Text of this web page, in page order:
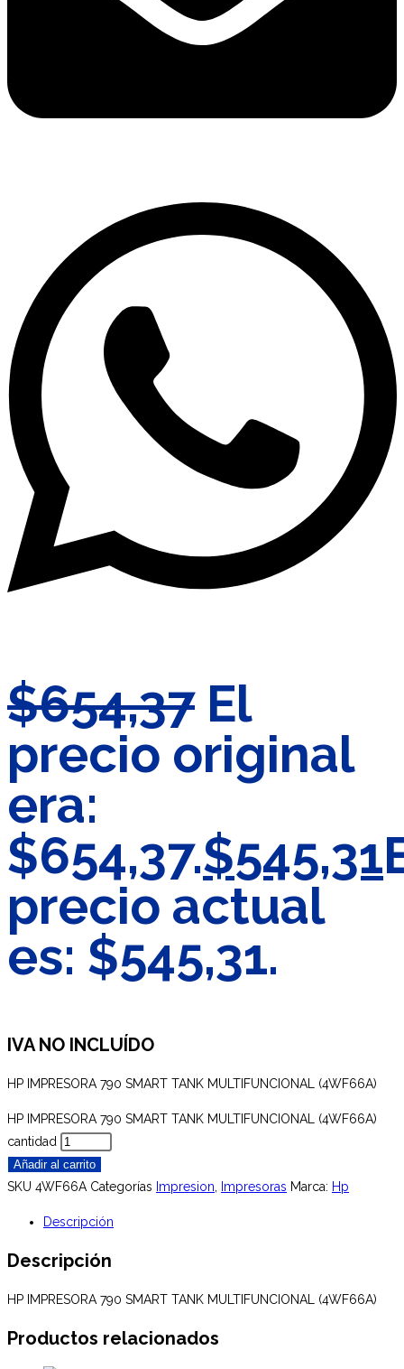
$654,37 El
precio original
era:
$654,37.$545,31
precio actual
es: $545,31.
IVA NO INCLUÍDO
HP IMPRESORA 790 SMART TANK MULTIFUNCIONAL (4WF66A)
HP IMPRESORA 790 SMART TANK MULTIFUNCIONAL (4WF66A)
cantidad
Añadir al carrito
SKU 4WF66A Categorías Impresion Impresoras Marca: Hp
Descripción
Descripción
HP IMPRESORA 790 SMART TANK MULTIFUNCIONAL (4WF66A)
Productos relacionados